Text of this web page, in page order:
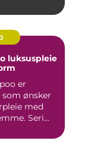
er
ønsker
med
Seri...